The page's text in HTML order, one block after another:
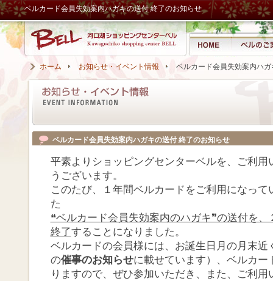
ベルカード会員失効案内ハガキの送付 終了のお知らせ
ホーム お知らせ・イベント情報 ベルカード会員失効案内ハ
ベルカード会員失効案内ハガキの送付 終了のお知らせ
平素よりショッピングセンターベルを、ご利
うございます。
このたび、１年間ベルカードをご利用になっ
た
❝ベルカード会員失効案内のハガキ❞の送付を
終了することになりました。
ベルカードの会員様には、お誕生日月の月末
の催事のお知らせに載せています）、ベルカ
りますので、ぜひ参加いただき、また、ご利